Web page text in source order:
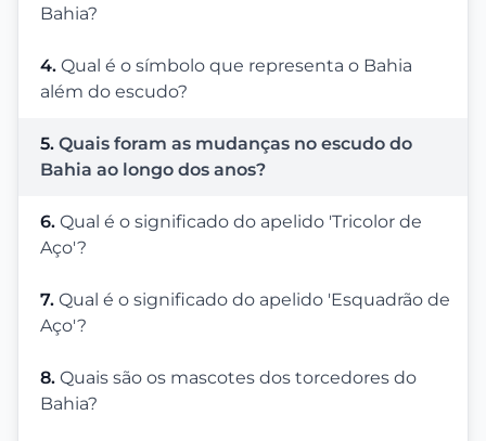
Bahia?
4. Qual é o símbolo que representa o Bahia
além do escudo?
5. Quais foram as mudanças no escudo do
Bahia ao longo dos anos?
6. Qual é o significado do apelido 'Tricolor de
Aço'?
7. Qual é o significado do apelido 'Esquadrão de
Aço'?
8. Quais são os mascotes dos torcedores do
Bahia?